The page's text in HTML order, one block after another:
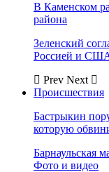
В Каменском
района
Зеленский
Россией и
Prev Next
Происшествия
Бастрыкин
которую
Барнаульская
Фото и видео